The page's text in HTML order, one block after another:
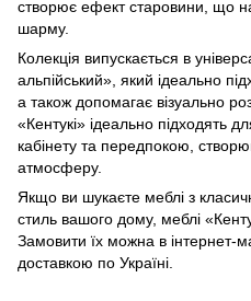
створює ефект старовини, що
шарму.
Колекція випускається в
альпійський», який ідеально
а також допомагає візуально
«Кентукi» ідеально підходять
кабінету та передпокою,
атмосферу.
Якщо ви шукаєте меблі з
стиль вашого дому, меблі
Замовити їх можна в інтернет-
доставкою по Україні.